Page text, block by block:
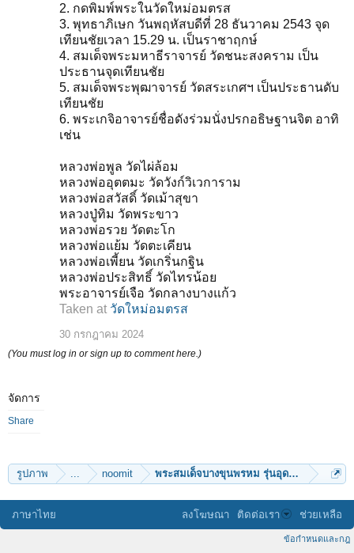
2. กดพิมพ์พระในวัดใหม่อมตรส
3. พุทธาภิเษก วันพฤหัสบดีที่ 28 ธันวาคม 2543 จุด
เทียนชัยเวลา 15.29 น. เป็นราชาฤกษ์
4. สมเด็จพระมหาธีราจารย์ วัดชนะสงคราม เป็น
ประธานจุดเทียนชัย
5. สมเด็จพระพุฒาจารย์ วัดสระเกศฯ เป็นประธานดับ
เทียนชัย
6. พระเกจิอาจารย์ชื่อดังร่วมนั่งปรกอธิษฐานจิต อาทิ
เช่น
หลวงพ่อพูล วัดไผ่ล้อม
หลวงพ่ออุตตมะ วัดวังก์วิเวการาม
หลวงพ่อสวัสดิ์ วัดเม้าสุขา
หลวงปู่ทิม วัดพระขาว
หลวงพ่อรวย วัดตะโก
หลวงพ่อแย้ม วัดตะเคียน
หลวงพ่อเพี้ยน วัดเกริ่นกฐิน
หลวงพ่อประสิทธิ์ วัดไทรน้อย
พระอาจารย์เจือ วัดกลางบางแก้ว
Taken at วัดใหม่อมตรส
30 กรกฎาคม 2024
(You must log in or sign up to comment here.)
จัดการ
Share
รูปภาพ ... noomit พระสมเด็จบางขุนพรหม รุ่นอุดมมงคล จัดสร้
ภาษาไทย ลงโฆษณา ติดต่อเรา ช่วยเหลือ
ข้อกำหนดและกฎ